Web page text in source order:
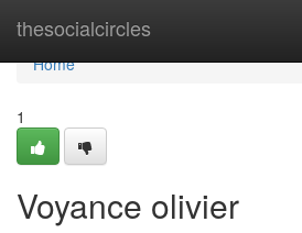
thesocialcircles
Home
Home
1
Voyance olivier